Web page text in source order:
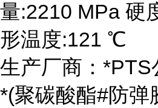
量:2210 MPa 硬
形温度:121 ℃
生产厂商：*PTS
*(聚碳酸酯#防弹